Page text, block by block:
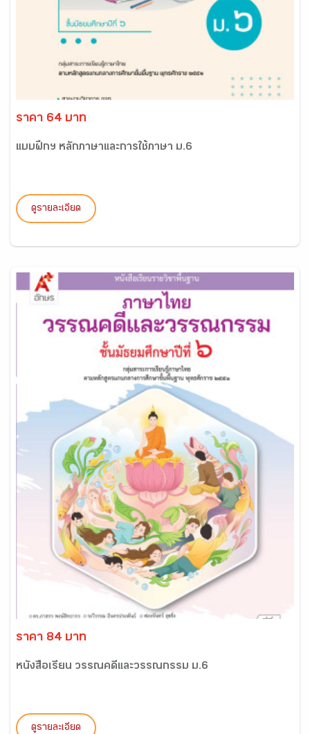
ราคา 64 บาท
แบบฝึกฯ หลักภาษาและการใช้ภาษา ม.6
ดูรายละเอียด
ราคา 84 บาท
หนังสือเรียน วรรณคดีและวรรณกรรม ม.6
ดูรายละเอียด